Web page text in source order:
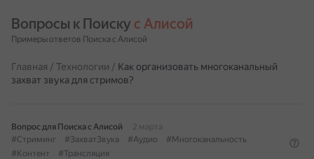
Вопросы к Поиску с Алисой
Примеры ответов Поиска с Алисой
Главная / Технологии / Как организовать многоканальный
захват звука для стримов?
Вопрос для Поиска с Алисой
2 марта
#Стриминг
#ЗахватЗвука #Аудио
#Многоканальность
#Контент
#Трансляция